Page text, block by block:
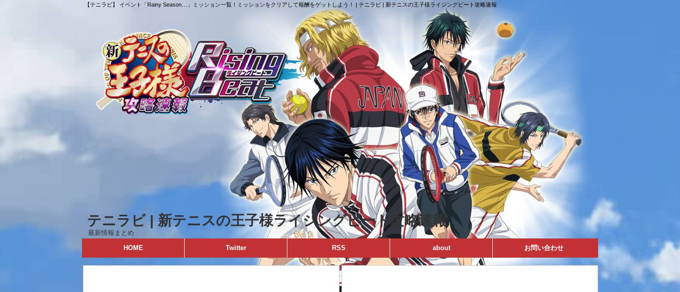
【テニラビ】 イベント「Rainy Season…」ミッション一覧！ミッションをクリアして報酬をゲットしよう！ | テニラビ | 新テニスの王子様ライジングビート攻略速報
テニラビ | 新テニスの王子様ライジングビート攻略速報
最新情報まとめ
HOME
Twitter RSS about お問い合わせ